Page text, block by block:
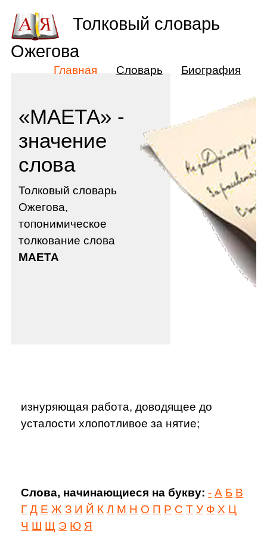
«МАЕТА» -
значение
слова
Толковый словарь
Ожегова,
топонимическое
толкование слова
МАЕТА
изнуряющая работа, доводящее до
усталости хлопотливое за нятие;
Слова, начинающиеся на букву: - А Б В
Г Д Е Ж З И Й К Л М Н О П Р С Т У Ф Х Ц
Ч Ш Щ Э Ю Я
Толковый словарь
Ожегова
Главная Словарь Биография